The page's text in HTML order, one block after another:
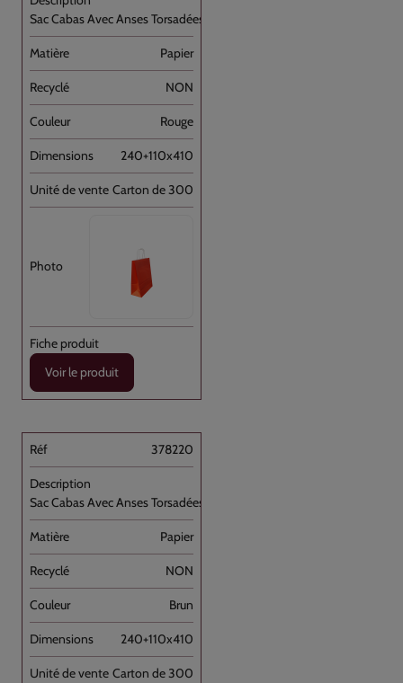
Sac Cabas Avec Anses Torsadées Rouge [...]
Papier
NON
Rouge
240+110x410
Carton de 300
Voir le produit
378220
Sac Cabas Avec Anses Torsadées Brun [...]
Papier
NON
Brun
240+110x410
Carton de 300